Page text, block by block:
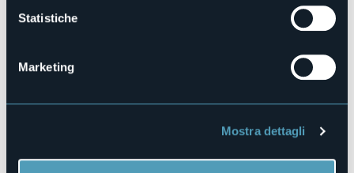
Statistiche
Marketing
Mostra dettagli
Sito web
https://www.avisossolana.it/
28845 - Domodossola (VB)